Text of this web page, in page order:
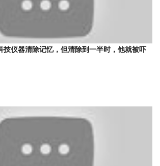
技仪器清除记忆，但清除到一半时，他就被吓